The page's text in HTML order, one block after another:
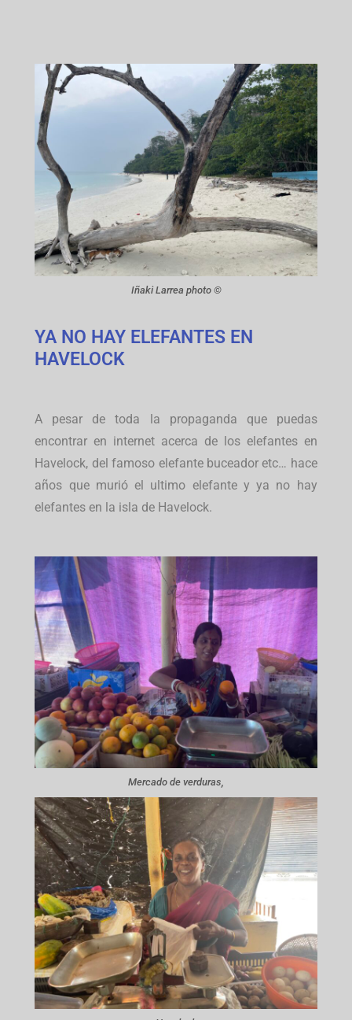
Iñaki Larrea photo ©
YA NO HAY ELEFANTES EN
HAVELOCK
A pesar de toda la propaganda que puedas
encontrar en internet acerca de los elefantes en
Havelock, del famoso elefante buceador etc… hace
años que murió el ultimo elefante y ya no hay
elefantes en la isla de Havelock.
Mercado de verduras,